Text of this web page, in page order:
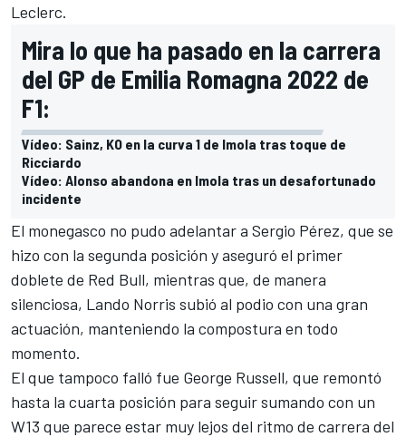
Leclerc.
Mira lo que ha pasado en la carrera
del GP de Emilia Romagna 2022 de
F1:
Vídeo: Sainz, KO en la curva 1 de Imola tras toque de
Ricciardo
Vídeo: Alonso abandona en Imola tras un desafortunado
incidente
El monegasco no pudo adelantar a Sergio Pérez, que se
hizo con la segunda posición y aseguró el primer
doblete de Red Bull, mientras que, de manera
silenciosa, Lando Norris subió al podio con una gran
actuación, manteniendo la compostura en todo
momento.
El que tampoco falló fue George Russell, que remontó
hasta la cuarta posición para seguir sumando con un
W13 que parece estar muy lejos del ritmo de carrera del